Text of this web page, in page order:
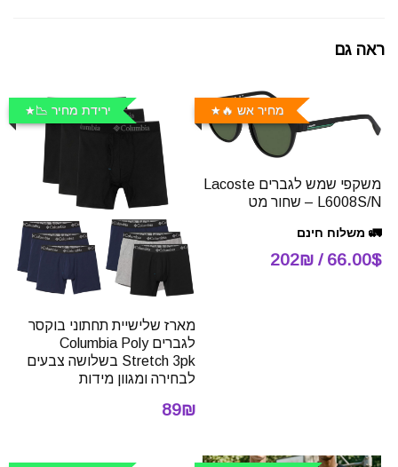
ראה גם
מחיר אש 🔥
משקפי שמש לגברים Lacoste
L6008S/N – שחור מט
🚛 משלוח חינם
66.00$ / 202₪
ירידת מחיר 📉
מארז שלישיית תחתוני בוקסר
לגברים Columbia Poly
Stretch 3pk בשלושה צבעים
לבחירה ומגוון מידות
89₪